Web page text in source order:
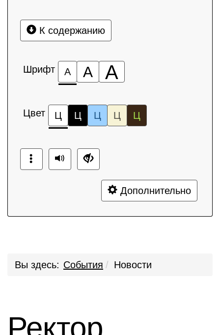
К содержанию
Шрифт А А А
Цвет Ц Ц Ц Ц Ц
Дополнительно
Вы здесь: События Новости
Ректор